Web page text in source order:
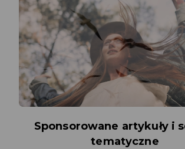
Sponsorowane artykuły i
tematyczne